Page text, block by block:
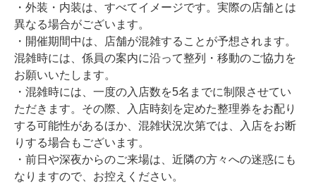
・外装・内装は、すべてイメージです。実際の店舗とは
異なる場合がございます。
・開催期間中は、店舗が混雑することが予想されます。
混雑時には、係員の案内に沿って整列・移動のご協力を
お願いいたします。
・混雑時には、一度の入店数を5名までに制限させてい
ただきます。その際、入店時刻を定めた整理券をお配り
する可能性があるほか、混雑状況次第では、入店をお断
りする場合もございます。
・前日や深夜からのご来場は、近隣の方々への迷惑にも
なりますので、お控えください。